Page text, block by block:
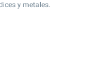
y metales.